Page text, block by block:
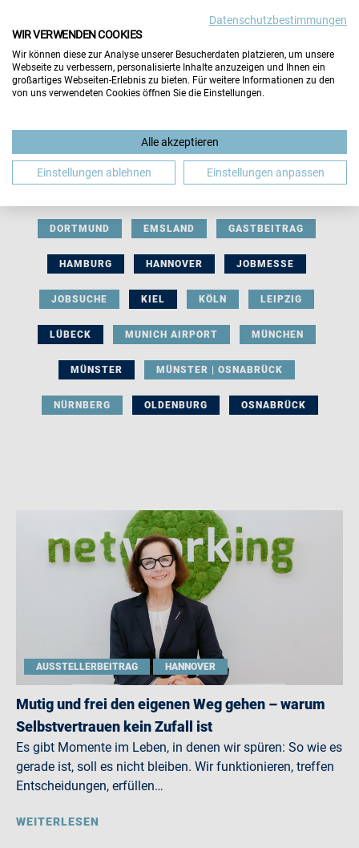
BERUFLICHE ORIENTIERUNG BEWERBUNG
DORTMUND EMSLAND GASTBEITRAG
HAMBURG HANNOVER JOBMESSE
JOBSUCHE KIEL KÖLN LEIPZIG
LÜBECK MUNICH AIRPORT MÜNCHEN
MÜNSTER MÜNSTER | OSNABRÜCK
NÜRNBERG OLDENBURG OSNABRÜCK
AUSSTELLERBEITRAG HANNOVER
Mutig und frei den eigenen Weg gehen – warum
Selbstvertrauen kein Zufall ist
Es gibt Momente im Leben, in denen wir spüren: So wie es
gerade ist, soll es nicht bleiben. Wir funktionieren, treffen
Entscheidungen, erfüllen…
WEITERLESEN
Datenschutzbestimmungen
WIR VERWENDEN COOKIES
Wir können diese zur Analyse unserer Besucherdaten platzieren, um unsere
Webseite zu verbessern, personalisierte Inhalte anzuzeigen und Ihnen ein
großartiges Webseiten-Erlebnis zu bieten. Für weitere Informationen zu den
von uns verwendeten Cookies öffnen Sie die Einstellungen.
Alle akzeptieren
Einstellungen ablehnen Einstellungen anpassen